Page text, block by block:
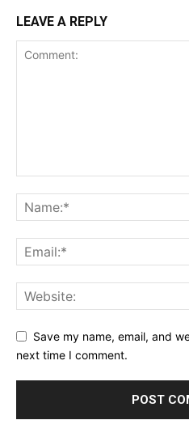
LEAVE A REPLY
Save my name, email, and
next time I comment.